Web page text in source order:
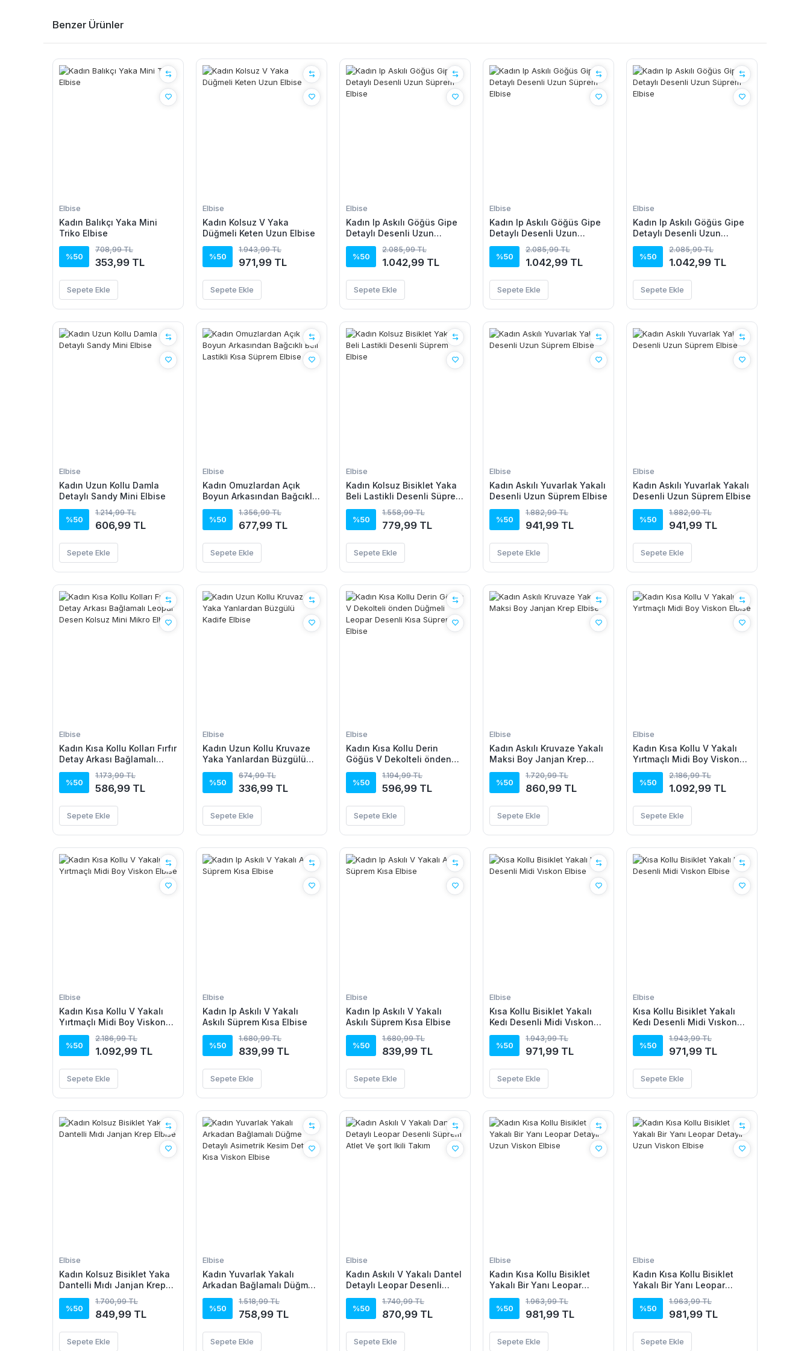
Benzer Ürünler
Elbise
Kadın Balıkçı Yaka Mini
Triko Elbise
%50
708,99 TL
353,99 TL
Sepete Ekle
Elbise
Kadın Kolsuz V Yaka
Düğmeli Keten Uzun Elbise
%50
1.943,99 TL
971,99 TL
Sepete Ekle
Elbise
Kadın Ip Askılı Göğüs Gipe
Detaylı Desenli Uzun
Süprem Elbise
%50
2.085,99 TL
1.042,99 TL
Sepete Ekle
Elbise
Kadın Ip Askılı Göğüs Gipe
Detaylı Desenli Uzun
Süprem Elbise
%50
2.085,99 TL
1.042,99 TL
Sepete Ekle
Elbise
Kadın Ip Askılı Göğüs Gipe
Detaylı Desenli Uzun
Süprem Elbise
%50
2.085,99 TL
1.042,99 TL
Sepete Ekle
Elbise
Kadın Uzun Kollu Damla
Detaylı Sandy Mini Elbise
%50
1.214,99 TL
606,99 TL
Sepete Ekle
Elbise
Kadın Omuzlardan Açık
Boyun Arkasından Bağcıklı
Beli Lastikli Kısa Süprem
Elbise
%50
1.356,99 TL
677,99 TL
Sepete Ekle
Elbise
Kadın Kolsuz Bisiklet Yaka
Beli Lastikli Desenli Süprem
Elbise
%50
1.558,99 TL
779,99 TL
Sepete Ekle
Elbise
Kadın Askılı Yuvarlak Yakalı
Desenli Uzun Süprem Elbise
%50
1.882,99 TL
941,99 TL
Sepete Ekle
Elbise
Kadın Askılı Yuvarlak Yakalı
Desenli Uzun Süprem Elbise
%50
1.882,99 TL
941,99 TL
Sepete Ekle
Elbise
Kadın Kısa Kollu Kolları Fırfır
Detay Arkası Bağlamalı
Leopar Desen Kolsuz Mini
Mikro Elbise
%50
1.173,99 TL
586,99 TL
Sepete Ekle
Elbise
Kadın Uzun Kollu Kruvaze
Yaka Yanlardan Büzgülü
Kadife Elbise
%50
674,99 TL
336,99 TL
Sepete Ekle
Elbise
Kadın Kısa Kollu Derin
Göğüs V Dekolteli önden
Düğmeli Leopar Desenli
Kısa Süprem Elbise
%50
1.194,99 TL
596,99 TL
Sepete Ekle
Elbise
Kadın Askılı Kruvaze Yakalı
Maksi Boy Janjan Krep
Elbise
%50
1.720,99 TL
860,99 TL
Sepete Ekle
Elbise
Kadın Kısa Kollu V Yakalı
Yırtmaçlı Midi Boy Viskon
Elbise
%50
2.186,99 TL
1.092,99 TL
Sepete Ekle
Elbise
Kadın Kısa Kollu V Yakalı
Yırtmaçlı Midi Boy Viskon
Elbise
%50
2.186,99 TL
1.092,99 TL
Sepete Ekle
Elbise
Kadın Ip Askılı V Yakalı
Askılı Süprem Kısa Elbise
%50
1.680,99 TL
839,99 TL
Sepete Ekle
Elbise
Kadın Ip Askılı V Yakalı
Askılı Süprem Kısa Elbise
%50
1.680,99 TL
839,99 TL
Sepete Ekle
Elbise
Kısa Kollu Bisiklet Yakalı
Kedı Desenli Midi Vıskon
Elbise
%50
1.943,99 TL
971,99 TL
Sepete Ekle
Elbise
Kısa Kollu Bisiklet Yakalı
Kedı Desenli Midi Vıskon
Elbise
%50
1.943,99 TL
971,99 TL
Sepete Ekle
Elbise
Kadın Kolsuz Bisiklet Yaka
Dantelli Mıdı Janjan Krep
Elbise
%50
1.700,99 TL
849,99 TL
Sepete Ekle
Elbise
Kadın Yuvarlak Yakalı
Arkadan Bağlamalı Düğme
Detaylı Asimetrik Kesim
Detaylı Kısa Viskon Elbise
%50
1.518,99 TL
758,99 TL
Sepete Ekle
Elbise
Kadın Askılı V Yakalı Dantel
Detaylı Leopar Desenli
Süprem Atlet Ve şort Ikili
Takım
%50
1.740,99 TL
870,99 TL
Sepete Ekle
Elbise
Kadın Kısa Kollu Bisiklet
Yakalı Bir Yanı Leopar
Detaylı Uzun Viskon Elbise
%50
1.963,99 TL
981,99 TL
Sepete Ekle
Elbise
Kadın Kısa Kollu Bisiklet
Yakalı Bir Yanı Leopar
Detaylı Uzun Viskon Elbise
%50
1.963,99 TL
981,99 TL
Sepete Ekle